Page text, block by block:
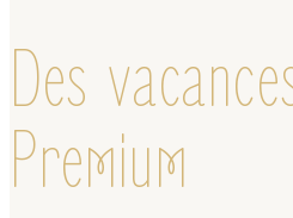
Des
Premium